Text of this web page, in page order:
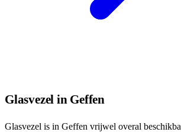
Glasvezel in Geffen
Glasvezel is in Geffen vrijwel overal